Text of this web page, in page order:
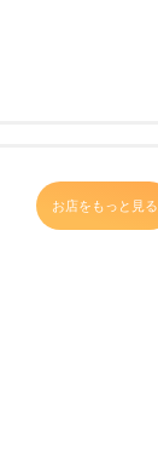
お店をもっと見る